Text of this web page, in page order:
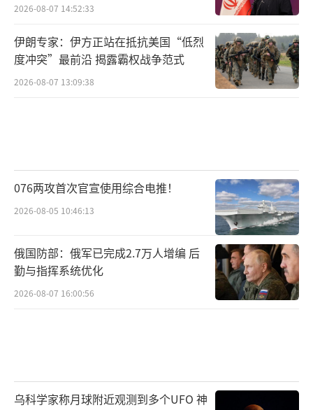
这种紧密的经济联系可能导致其逐渐丧失核心
技术创新能力，最终演变为区域产业链中的代
工角色。极端反抗行为可能演变为一场危险的
国家赌博。倘若日本选择加速核武器研发进
遗留的生物武器技术可能引发全球性公共卫生
危机，这种极端行为必将招致国际社会的联合
制裁与军事打击。
当美国战略与国际研究中心的推演报告与
日本街头的抗议活动相互呼应，当中国导弹的
轨迹划过东海夜空，一个不容忽视的现实正在
局；而中国为确保和平发展的基本环境，必须
采取必要措施来遏制潜在的冲突风险。军事分
2026-08-07 14:52:33
伊朗专家：伊方正站在抵抗美国“低烈
度冲突”最前沿 揭露霸权战争范式
2026-08-07 13:09:38
076两攻首次官宣使用综合电推！
2026-08-05 10:46:13
俄国防部：俄军已完成2.7万人增编 后
勤与指挥系统优化
2026-08-07 16:00:56
乌科学家称月球附近观测到多个UFO 神